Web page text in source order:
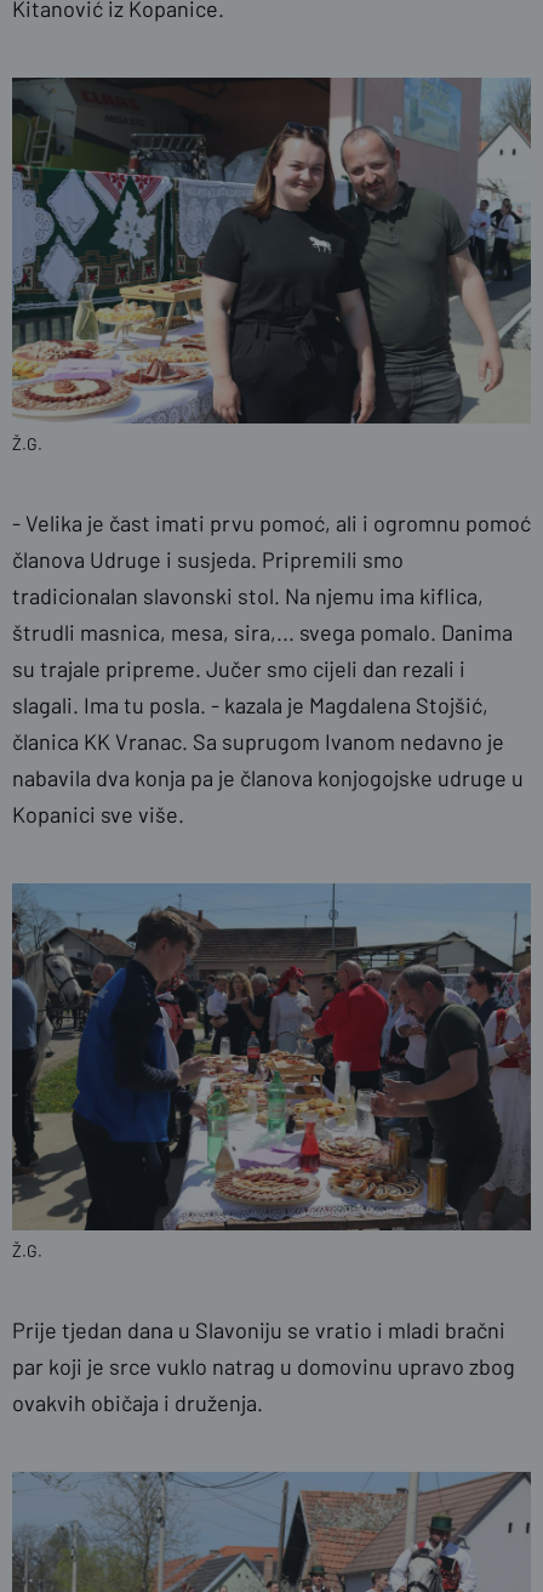
Kitanović iz Kopanice.
Ž.G.
- Velika je čast imati prvu pomoć, ali i ogromnu pomoć
članova Udruge i susjeda. Pripremili smo
tradicionalan slavonski stol. Na njemu ima kiflica,
štrudli masnica, mesa, sira,... svega pomalo. Danima
su trajale pripreme. Jučer smo cijeli dan rezali i
slagali. Ima tu posla. - kazala je Magdalena Stojšić,
članica KK Vranac. Sa suprugom Ivanom nedavno je
nabavila dva konja pa je članova konjogojske udruge u
Kopanici sve više.
Ž.G.
Prije tjedan dana u Slavoniju se vratio i mladi bračni
par koji je srce vuklo natrag u domovinu upravo zbog
ovakvih običaja i druženja.